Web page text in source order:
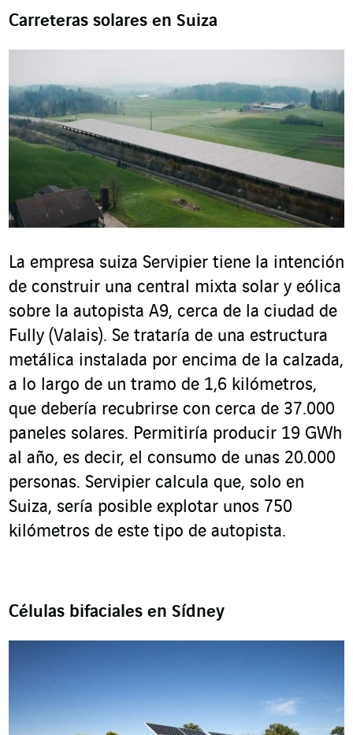
Carreteras solares en Suiza
La empresa suiza Servipier tiene la intención
de construir una central mixta solar y eólica
sobre la autopista A9, cerca de la ciudad de
Fully (Valais). Se trataría de una estructura
metálica instalada por encima de la calzada,
a lo largo de un tramo de 1,6 kilómetros,
que debería recubrirse con cerca de 37.000
paneles solares. Permitiría producir 19 GWh
al año, es decir, el consumo de unas 20.000
personas. Servipier calcula que, solo en
Suiza, sería posible explotar unos 750
kilómetros de este tipo de autopista.
Células bifaciales en Sídney